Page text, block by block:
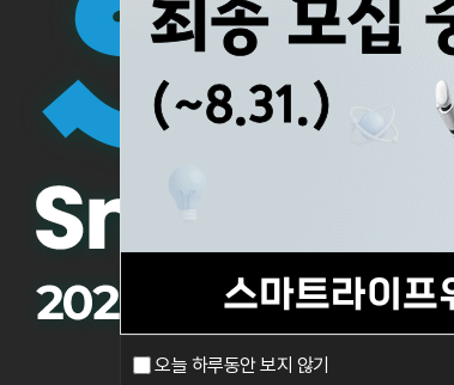
오늘 하루동안 보지 않기